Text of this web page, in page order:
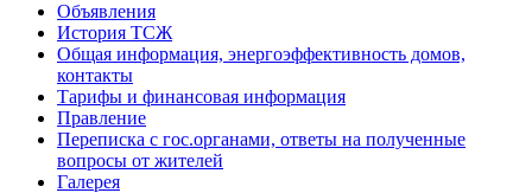
Объявления
История ТСЖ
Общая информация, энергоэффективность домов,
контакты
Тарифы и финансовая информация
Правление
Переписка с гос.органами, ответы на полученные
вопросы от жителей
Галерея